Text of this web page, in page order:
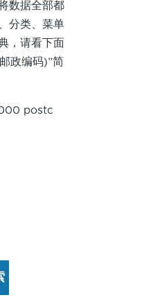
数据全部都
分类、菜单
，请看下面
政编码)”简
postc